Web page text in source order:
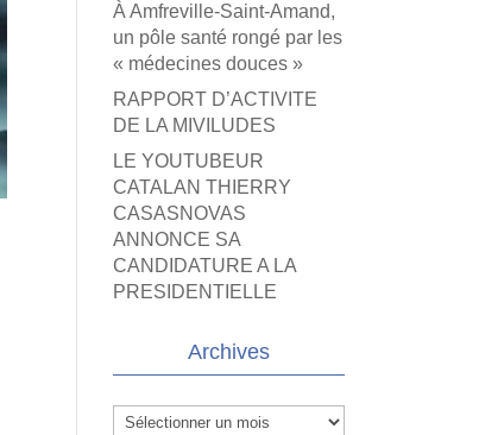
À Amfreville-Saint-Amand,
un pôle santé rongé par les
« médecines douces »
RAPPORT D’ACTIVITE
DE LA MIVILUDES
LE YOUTUBEUR
CATALAN THIERRY
CASASNOVAS
ANNONCE SA
CANDIDATURE A LA
PRESIDENTIELLE
Archives
Archives